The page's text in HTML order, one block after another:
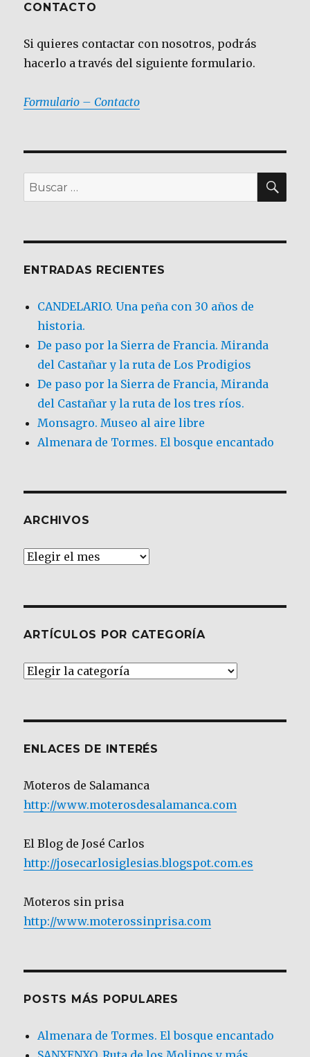
CONTACTO
Si quieres contactar con nosotros, podrás
hacerlo a través del siguiente formulario.
Formulario – Contacto
Buscar
por:
ENTRADAS RECIENTES
CANDELARIO. Una peña con 30 años de
historia.
De paso por la Sierra de Francia. Miranda
del Castañar y la ruta de Los Prodigios
De paso por la Sierra de Francia, Miranda
del Castañar y la ruta de los tres ríos.
Monsagro. Museo al aire libre
Almenara de Tormes. El bosque encantado
ARCHIVOS
Archivos
ARTÍCULOS POR CATEGORÍA
Artículos
ENLACES DE INTERÉS
Moteros de Salamanca
http://www.moterosdesalamanca.com
El Blog de José Carlos
http://josecarlosiglesias.blogspot.com.es
Moteros sin prisa
http://www.moterossinprisa.com
POSTS MÁS POPULARES
Almenara de Tormes. El bosque encantado